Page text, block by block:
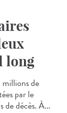
long
de
par le
décès. À...